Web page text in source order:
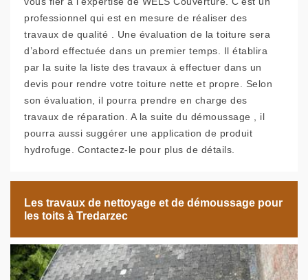
professionnel qui est en mesure de réaliser des
travaux de qualité . Une évaluation de la toiture sera
d’abord effectuée dans un premier temps. Il établira
par la suite la liste des travaux à effectuer dans un
devis pour rendre votre toiture nette et propre. Selon
son évaluation, il pourra prendre en charge des
travaux de réparation. A la suite du démoussage , il
pourra aussi suggérer une application de produit
hydrofuge. Contactez-le pour plus de détails.
Les travaux de nettoyage et de démoussage pour
les toits à Tredarzec